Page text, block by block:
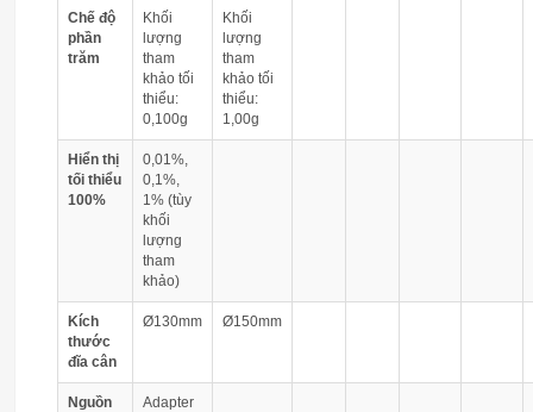
Chế độ
phần
trăm
Khối
lượng
tham
khảo tối
thiểu:
0,100g
Khối
lượng
tham
khảo tối
thiểu:
1,00g
Hiển thị
tối thiểu
100%
0,01%,
0,1%,
1% (tùy
khối
lượng
tham
khảo)
Kích
thước
đĩa cân
Ø130mm Ø150mm
Nguồn
Adapter